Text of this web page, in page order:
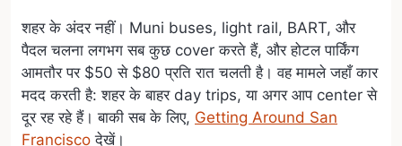
शहर के अंदर नहीं। Muni buses, light rail, BART, और
पैदल चलना लगभग सब कुछ cover करते हैं, और होटल पार्किंग
आमतौर पर $50 से $80 प्रति रात चलती है। वह मामले जहाँ कार
मदद करती है: शहर के बाहर day trips, या अगर आप center से
दूर रह रहे हैं। बाकी सब के लिए, Getting Around San
Francisco देखें।